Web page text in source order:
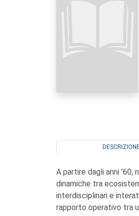
A partire dagli anni '60,
dinamiche tra
interdisciplinari e
rapporto operativo tra